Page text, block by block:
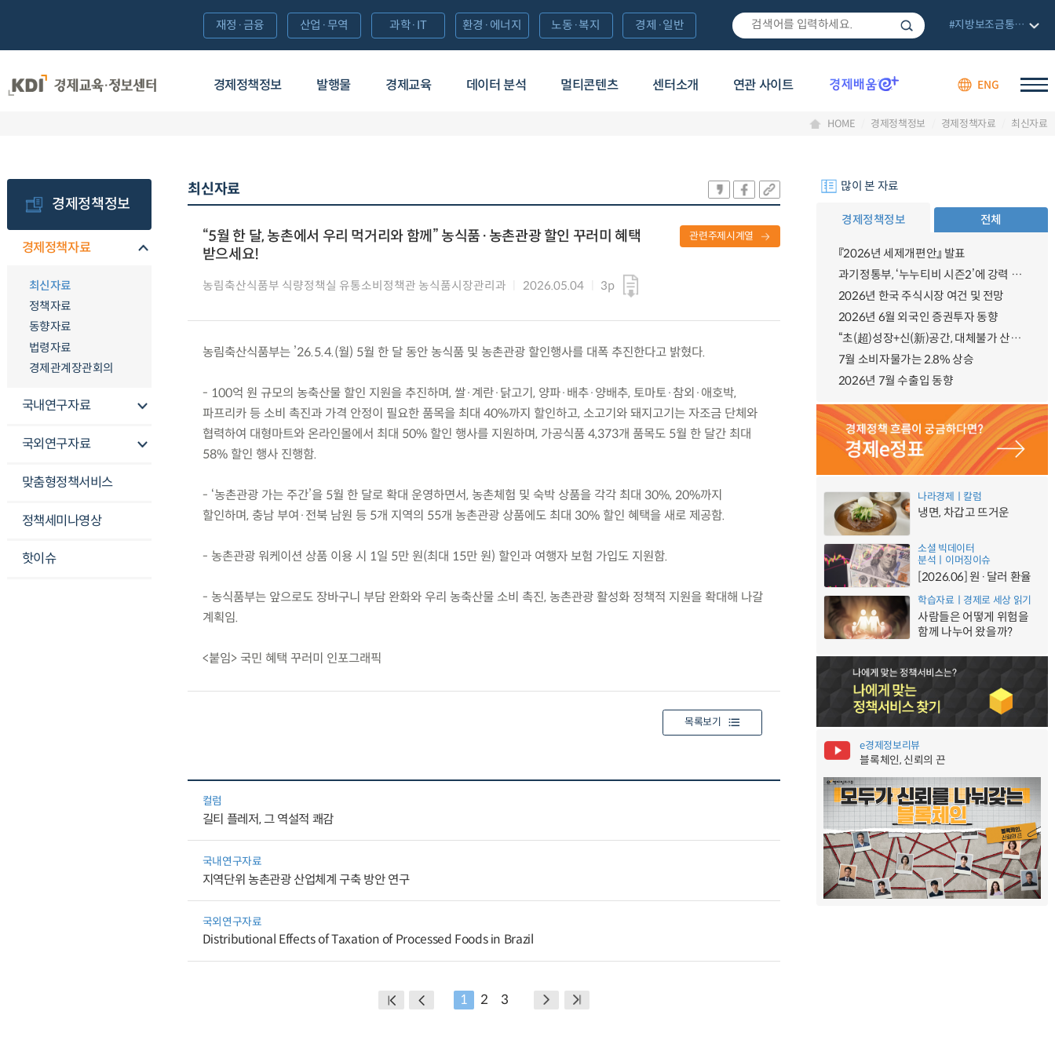
경제정책정보 발행물 경제교육 데이터 분석 멀티콘텐츠 센터소개 연관 사이트 ENG
재정·금융 산업·무역 과학·IT 환경·에너지 노동·복지 경제·일반 #지방보조금통합관리망
HOME 경제정책정보 경제정책자료 최신자료
경제정책정보
경제정책자료
최신자료
정책자료
동향자료
법령자료
경제관계장관회의
국내연구자료
국외연구자료
맞춤형정책서비스
정책세미나영상
핫이슈
최신자료
“5월 한 달, 농촌에서 우리 먹거리와 함께” 농식품·농촌관광 할인 꾸러미 혜택
받으세요!
농림축산식품부 식량정책실 유통소비정책관 농식품시장관리과 2026.05.04 3p
관련주제시계열
농림축산식품부는 ’26.5.4.(월) 5월 한 달 동안 농식품 및 농촌관광 할인행사를 대폭 추진한다고 밝혔다.
- 100억 원 규모의 농축산물 할인 지원을 추진하며, 쌀·계란·닭고기, 양파·배추·양배추, 토마토·참외·애호박,
파프리카 등 소비 촉진과 가격 안정이 필요한 품목을 최대 40%까지 할인하고, 소고기와 돼지고기는 자조금 단체와
협력하여 대형마트와 온라인몰에서 최대 50% 할인 행사를 지원하며, 가공식품 4,373개 품목도 5월 한 달간 최대
58% 할인 행사 진행함.
- ‘농촌관광 가는 주간’을 5월 한 달로 확대 운영하면서, 농촌체험 및 숙박 상품을 각각 최대 30%, 20%까지
할인하며, 충남 부여·전북 남원 등 5개 지역의 55개 농촌관광 상품에도 최대 30% 할인 혜택을 새로 제공함.
- 농촌관광 워케이션 상품 이용 시 1일 5만 원(최대 15만 원) 할인과 여행자 보험 가입도 지원함.
- 농식품부는 앞으로도 장바구니 부담 완화와 우리 농축산물 소비 촉진, 농촌관광 활성화 정책적 지원을 확대해 나갈
계획임.
<붙임> 국민 혜택 꾸러미 인포그래픽
목록보기
컬럼
길티 플레저, 그 역설적 쾌감
국내연구자료
지역단위 농촌관광 산업체계 구축 방안 연구
국외연구자료
Distributional Effects of Taxation of Processed Foods in Brazil
1 2 3
많이 본 자료
경제정책정보 전체
『2026년 세제개편안』 발표
과기정통부, ‘누누티비 시즌2’에 강력 대응 의지 밝혀
2026년 한국 주식시장 여건 및 전망
2026년 6월 외국인 증권투자 동향
“초(超)성장+신(新)공간, 대체불가 산업강국”
7월 소비자물가는 2.8% 상승
2026년 7월 수출입 동향
나라경제ㅣ칼럼
냉면, 차갑고 뜨거운
소셜 빅데이터
분석ㅣ이머징이슈
[2026.06] 원·달러 환율
학습자료ㅣ경제로 세상 읽기
사람들은 어떻게 위험을
함께 나누어 왔을까?
e경제정보리뷰
블록체인, 신뢰의 끈